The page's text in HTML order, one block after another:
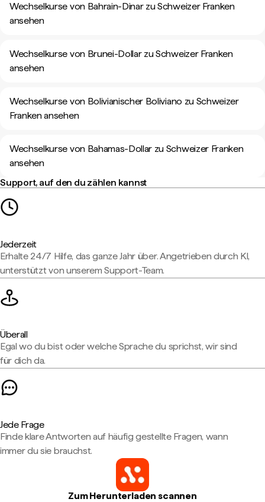
Wechselkurse von Bahrain-Dinar zu Schweizer Franken
ansehen
Wechselkurse von Brunei-Dollar zu Schweizer Franken
ansehen
Wechselkurse von Bolivianischer Boliviano zu Schweizer
Franken ansehen
Wechselkurse von Bahamas-Dollar zu Schweizer Franken
ansehen
Support, auf den du zählen kannst
Jederzeit
Erhalte 24/7 Hilfe, das ganze Jahr über. Angetrieben durch KI,
unterstützt von unserem Support-Team.
Überall
Egal wo du bist oder welche Sprache du sprichst, wir sind
für dich da.
Jede Frage
Finde klare Antworten auf häufig gestellte Fragen, wann
immer du sie brauchst.
Zum Herunterladen scannen